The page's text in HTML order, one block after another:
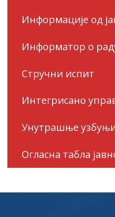
Информације од
Информатор о
Стручни испит
Интегрисано
Унутрашње
Огласна табла